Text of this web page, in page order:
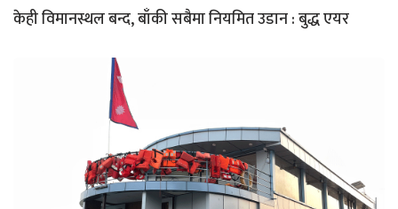
केही विमानस्थल बन्द, बाँकी सबैमा नियमित उडान : बुद्ध एयर